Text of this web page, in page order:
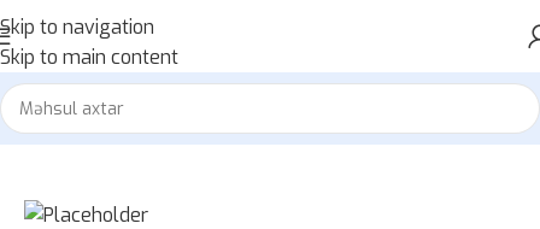
Skip to navigation
Skip to main content